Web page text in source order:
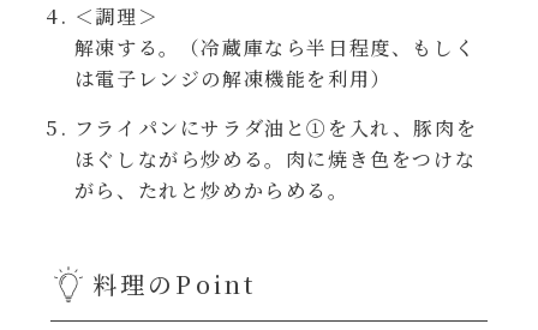
レンジ調理
節分
こどもの日
ハコネーゼ カルボナーラ
ハコネーゼ イカスミ
ハコネーゼ ボンゴレ
ハコネーゼ アラビアータ
＜調理＞
解凍する。（冷蔵庫なら半日程度、もしく
は電子レンジの解凍機能を利用）
フライパンにサラダ油と①を入れ、豚肉を
ほぐしながら炒める。肉に焼き色をつけな
がら、たれと炒めからめる。
料理のPoint